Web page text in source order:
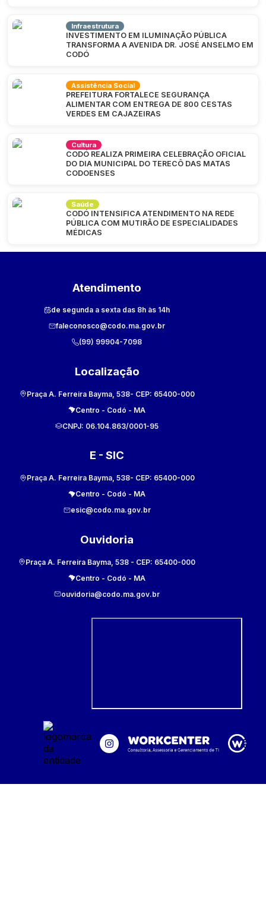
Infraestrutura
INVESTIMENTO EM ILUMINAÇÃO PÚBLICA
TRANSFORMA A AVENIDA DR. JOSÉ ANSELMO EM
CODÓ
Assistência Social
PREFEITURA FORTALECE SEGURANÇA
ALIMENTAR COM ENTREGA DE 800 CESTAS
VERDES EM CAJAZEIRAS
Cultura
CODÓ REALIZA PRIMEIRA CELEBRAÇÃO OFICIAL
DO DIA MUNICIPAL DO TERECÔ DAS MATAS
CODOENSES
Saúde
CODÓ INTENSIFICA ATENDIMENTO NA REDE
PÚBLICA COM MUTIRÃO DE ESPECIALIDADES
MÉDICAS
Atendimento
de segunda a sexta das 8h às 14h
faleconosco@codo.ma.gov.br
(99) 99904-7098
Localização
Praça A. Ferreira Bayma, 538- CEP: 65400-000
Centro - Codó - MA
CNPJ: 06.104.863/0001-95
E - SIC
Praça A. Ferreira Bayma, 538- CEP: 65400-000
Centro - Codó - MA
esic@codo.ma.gov.br
Ouvidoria
Praça A. Ferreira Bayma, 538 - CEP: 65400-000
Centro - Codó - MA
ouvidoria@codo.ma.gov.br